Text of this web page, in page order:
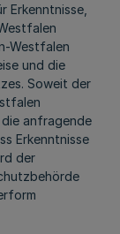
Erkenntnisse,
Westfalen
und die
Soweit der
anfragende
Erkenntnisse
der